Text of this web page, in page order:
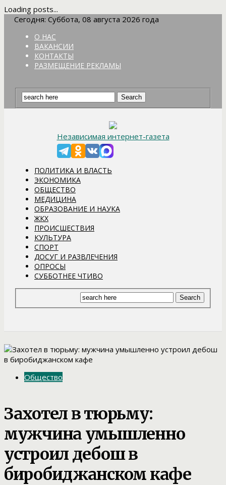
Loading posts...
Сегодня: Суббота, 08 августа 2026 года
О НАС
ВАКАНСИИ
КОНТАКТЫ
РАЗМЕЩЕНИЕ РЕКЛАМЫ
Независимая интернет-газета
ПОЛИТИКА И ВЛАСТЬ
ЭКОНОМИКА
ОБЩЕСТВО
МЕДИЦИНА
ОБРАЗОВАНИЕ И НАУКА
ЖКХ
ПРОИСШЕСТВИЯ
КУЛЬТУРА
СПОРТ
ДОСУГ И РАЗВЛЕЧЕНИЯ
ОПРОСЫ
СУББОТНЕЕ ЧТИВО
Общество
Захотел в тюрьму:
мужчина умышленно
устроил дебош в
биробиджанском кафе